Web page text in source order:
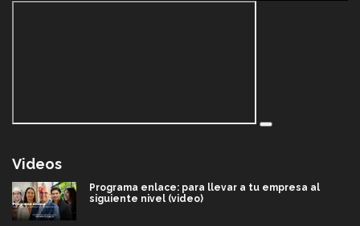
Videos
Programa enlace: para llevar a tu empresa al
siguiente nivel (video)